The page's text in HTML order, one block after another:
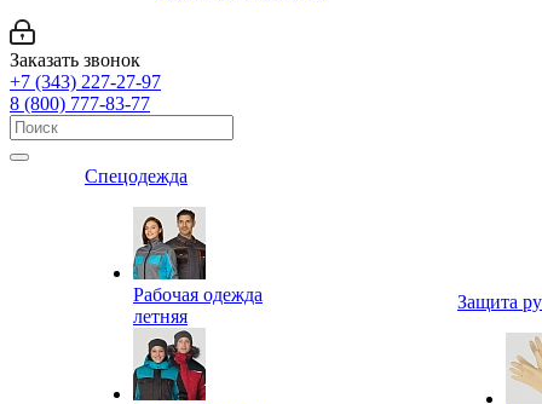
Заказать звонок
+7 (343) 227-27-97
8 (800) 777-83-77
Спецодежда
Рабочая одежда
летняя
Защита